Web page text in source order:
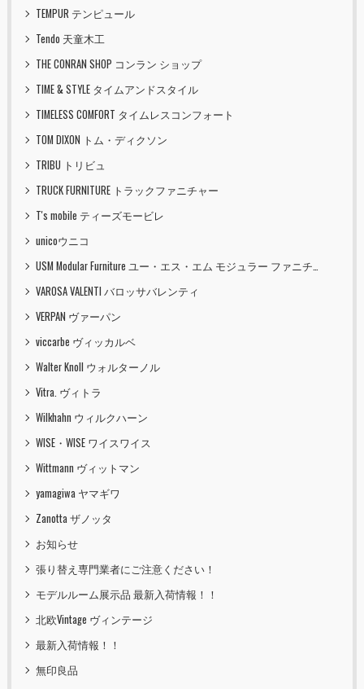
TEMPUR テンピュール
Tendo 天童木工
THE CONRAN SHOP コンラン ショップ
TIME & STYLE タイムアンドスタイル
TIMELESS COMFORT タイムレスコンフォート
TOM DIXON トム・ディクソン
TRIBU トリビュ
TRUCK FURNITURE トラックファニチャー
T's mobile ティーズモービレ
unicoウニコ
USM Modular Furniture ユー・エス・エム モジュラー ファニチャー
VAROSA VALENTI バロッサバレンティ
VERPAN ヴァーパン
viccarbe ヴィッカルベ
Walter Knoll ウォルターノル
Vitra. ヴィトラ
Wilkhahn ウィルクハーン
WISE・WISE ワイスワイス
Wittmann ヴィットマン
yamagiwa ヤマギワ
Zanotta ザノッタ
お知らせ
張り替え専門業者にご注意ください！
モデルルーム展示品 最新入荷情報！！
北欧Vintage ヴィンテージ
最新入荷情報！！
無印良品